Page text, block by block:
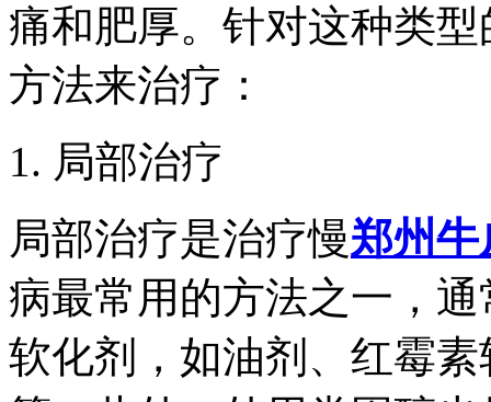
痛和肥厚。针对这种类
方法来治疗：
1. 局部治疗
局部治疗是治疗慢郑州
病最常用的方法之一，
软化剂，如油剂、红霉